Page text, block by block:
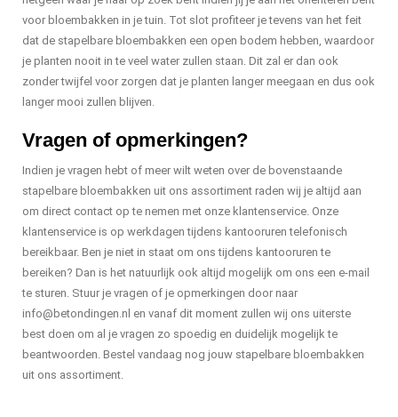
voor bloembakken in je tuin. Tot slot profiteer je tevens van het feit
dat de stapelbare bloembakken een open bodem hebben, waardoor
je planten nooit in te veel water zullen staan. Dit zal er dan ook
zonder twijfel voor zorgen dat je planten langer meegaan en dus ook
langer mooi zullen blijven.
Vragen of opmerkingen?
Indien je vragen hebt of meer wilt weten over de bovenstaande
stapelbare bloembakken uit ons assortiment raden wij je altijd aan
om direct contact op te nemen met onze klantenservice. Onze
klantenservice is op werkdagen tijdens kantooruren telefonisch
bereikbaar. Ben je niet in staat om ons tijdens kantooruren te
bereiken? Dan is het natuurlijk ook altijd mogelijk om ons een e-mail
te sturen. Stuur je vragen of je opmerkingen door naar
info@betondingen.nl en vanaf dit moment zullen wij ons uiterste
best doen om al je vragen zo spoedig en duidelijk mogelijk te
beantwoorden. Bestel vandaag nog jouw stapelbare bloembakken
uit ons assortiment.